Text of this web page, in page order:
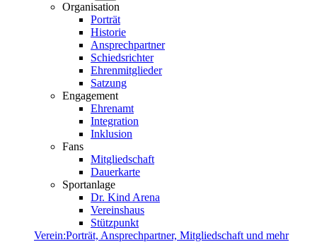
Organisation
Porträt
Historie
Ansprechpartner
Schiedsrichter
Ehrenmitglieder
Satzung
Engagement
Ehrenamt
Integration
Inklusion
Fans
Mitgliedschaft
Dauerkarte
Sportanlage
Dr. Kind Arena
Vereinshaus
Stützpunkt
Verein:Porträt, Ansprechpartner, Mitgliedschaft und mehr